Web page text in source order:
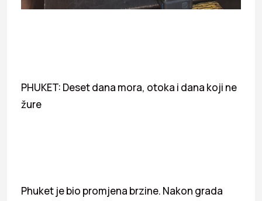
PHUKET: Deset dana mora, otoka i dana koji ne
žure
Phuket je bio promjena brzine. Nakon grada